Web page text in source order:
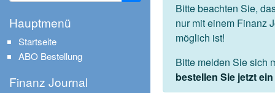
Bitte beachten Sie,
nur mit einem Finanz
möglich ist!
Bitte melden Sie sich
bestellen Sie jetzt
Hauptmenü
Startseite
ABO Bestellung
Finanz Journal